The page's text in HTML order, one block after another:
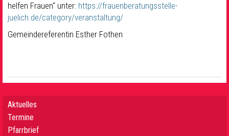
helfen Frauen“ unter: https://frauenberatungsstelle-
juelich.de/category/veranstaltung/
Gemeindereferentin Esther Fothen
Aktuelles
Termine
Pfarrbrief